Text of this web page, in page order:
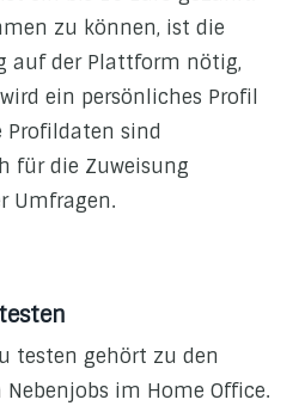
zu können, ist die
auf der Plattform nötig,
ein persönliches Profil
Profildaten sind
für die Zuweisung
Umfragen.
testen gehört zu den
im Home Office.